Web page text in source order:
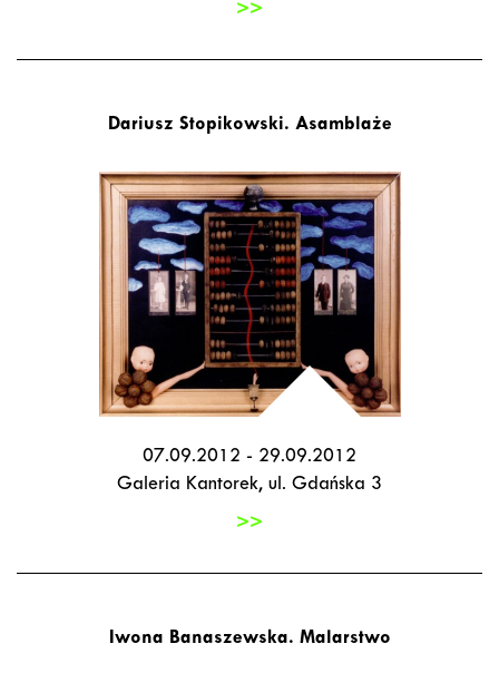
>>
Dariusz Stopikowski. Asamblaże
07.09.2012 - 29.09.2012
Galeria Kantorek, ul. Gdańska 3
>>
Iwona Banaszewska. Malarstwo